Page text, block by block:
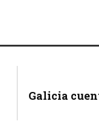
Galicia